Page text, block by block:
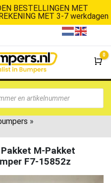
BESTELLINGEN MET
MET 3-7 werkdagen
De
0
»
M-Pakket
F7-15852z